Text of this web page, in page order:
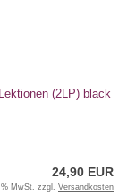
(2LP) black
24,90 EUR
MwSt. zzgl. Versandkosten